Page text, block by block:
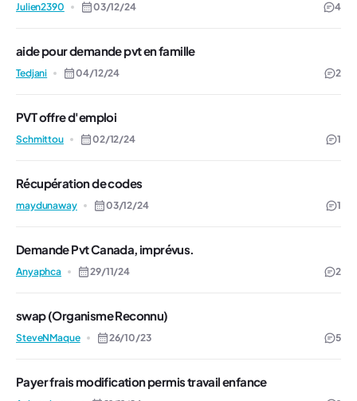
Julien2390 03/12/24 4
aide pour demande pvt en famille
Tedjani 04/12/24 2
PVT offre d'emploi
Schmittou 02/12/24 1
Récupération de codes
maydunaway 03/12/24 1
Demande Pvt Canada, imprévus.
Anyaphca 29/11/24 2
swap (Organisme Reconnu)
SteveNMaque 26/10/23 5
Payer frais modification permis travail enfance